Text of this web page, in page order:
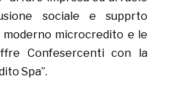
sociale e supprto
microcredito e le
Confesercenti con la
Spa”.